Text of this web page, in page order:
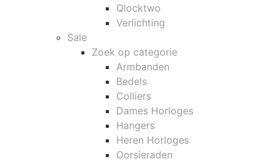
Qlocktwo
Verlichting
Sale
Zoek op categorie
Armbanden
Bedels
Colliers
Dames Horloges
Hangers
Heren Horloges
Oorsieraden